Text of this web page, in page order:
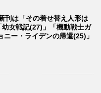
刊は「その着せ替え人形は
女戦記(27)」「機動戦士ガ
ニー・ライデンの帰還(25)」